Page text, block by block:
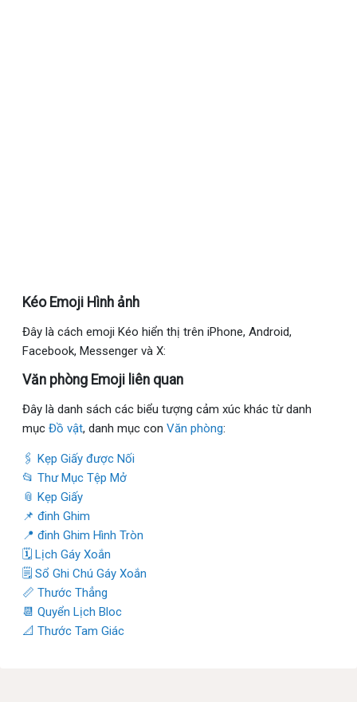
Kéo Emoji Hình ảnh
Đây là cách emoji Kéo hiển thị trên iPhone, Android,
Facebook, Messenger và X:
Văn phòng Emoji liên quan
Đây là danh sách các biểu tượng cảm xúc khác từ danh
mục Đồ vật, danh mục con Văn phòng:
🖇 Kẹp Giấy được Nối
📂 Thư Mục Tệp Mở
📎 Kẹp Giấy
📌 đinh Ghim
📍 đinh Ghim Hình Tròn
🗓 Lịch Gáy Xoắn
🗒 Sổ Ghi Chú Gáy Xoắn
📏 Thước Thẳng
📆 Quyển Lịch Bloc
📐 Thước Tam Giác